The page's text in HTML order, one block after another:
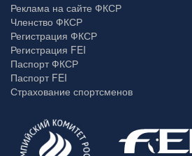
Реклама на сайте ФКСР
Членство ФКСР
Регистрация ФКСР
Регистрация FEI
Паспорт ФКСР
Паспорт FEI
Страхование спортсменов